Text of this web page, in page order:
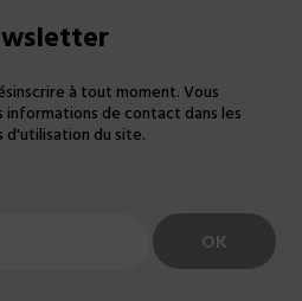
à tout moment. Vous
de contact dans les
d'utilisation du site.